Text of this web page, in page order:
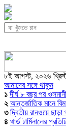
৮ই আগস্ট, ২০২৬
আমাদের সঙ্গে থাকুন
১ দীর্ঘ ৮ বছর পর
২ আন্তর্জাতিক মানে
৩ দ্বিতীয় রানওয়ে ছাড়া
৪ থার্ড টার্মিনালের